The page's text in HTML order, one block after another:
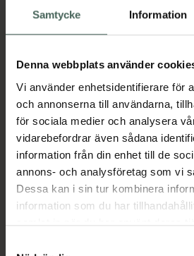
Samtycke Information
Denna webbplats använder
Vi använder enhetsidentifierare för
och annonserna till användarna,
för sociala medier och analysera
vidarebefordrar även sådana
information från din enhet till de
annons- och analysföretag som vi
Dessa kan i sin tur kombinera
information som du har
samlat in när du har använt deras
I apotek:
Aktuella erbjudanden
Beskrivning
EAN:07350109551174